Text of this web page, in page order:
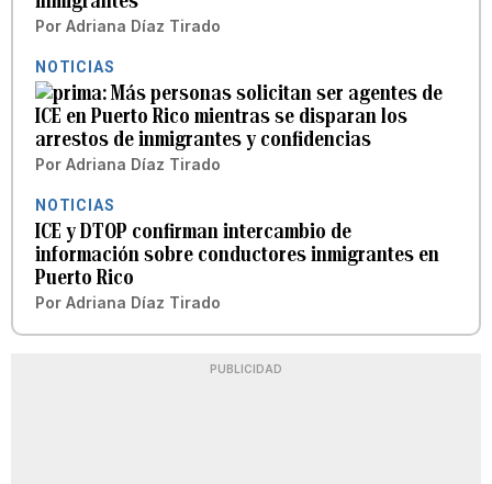
Por Adriana Díaz Tirado
NOTICIAS
Más personas solicitan ser agentes de
ICE en Puerto Rico mientras se disparan los
arrestos de inmigrantes y confidencias
Por Adriana Díaz Tirado
NOTICIAS
ICE y DTOP confirman intercambio de
información sobre conductores inmigrantes en
Puerto Rico
Por Adriana Díaz Tirado
PUBLICIDAD